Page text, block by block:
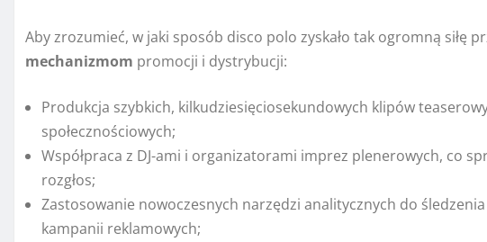
Aby zrozumieć, w jaki sposób disco polo zyskało tak ogromną siłę
mechanizmom promocji i dystrybucji:
Produkcja szybkich, kilkudziesięciosekundowych klipów
społecznościowych;
Współpraca z DJ-ami i organizatorami imprez plenerowych, co
rozgłos;
Zastosowanie nowoczesnych narzędzi analitycznych do
kampanii reklamowych;